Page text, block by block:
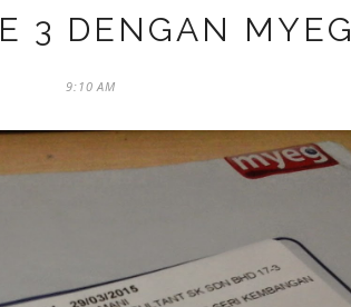
3 DENGAN MYEG
9:10 AM